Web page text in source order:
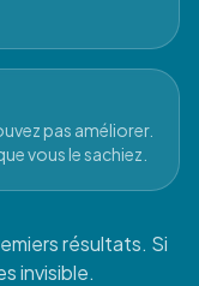
pas améliorer.
vous le sachiez.
résultats. Si
invisible.